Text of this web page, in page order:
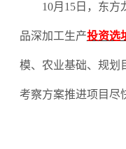
10月15日，东
品深加工生产投资选
模、农业基础、规划
考察方案推进项目尽